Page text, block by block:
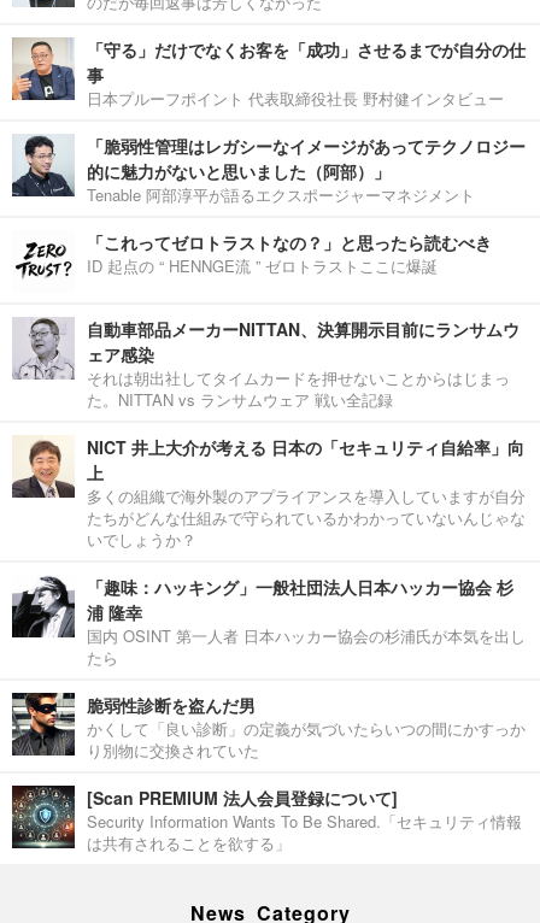
「守る」だけでなくお客を「成功」させるまでが自分の仕
事
日本プルーフポイント 代表取締役社長 野村健インタビュー
「脆弱性管理はレガシーなイメージがあってテクノロジー
的に魅力がないと思いました（阿部）」
Tenable 阿部淳平が語るエクスポージャーマネジメント
「これってゼロトラストなの？」と思ったら読むべき
ID 起点の “ HENNGE流 ” ゼロトラストここに爆誕
自動車部品メーカーNITTAN、決算開示目前にランサムウ
ェア感染
それは朝出社してタイムカードを押せないことからはじまっ
た。NITTAN vs ランサムウェア 戦い全記録
NICT 井上大介が考える 日本の「セキュリティ自給率」向
上
多くの組織で海外製のアプライアンスを導入していますが自分
たちがどんな仕組みで守られているかわかっていないんじゃな
いでしょうか？
「趣味：ハッキング」一般社団法人日本ハッカー協会 杉
浦 隆幸
国内 OSINT 第一人者 日本ハッカー協会の杉浦氏が本気を出し
たら
脆弱性診断を盗んだ男
かくして「良い診断」の定義が気づいたらいつの間にかすっか
り別物に交換されていた
[Scan PREMIUM 法人会員登録について]
Security Information Wants To Be Shared.「セキュリティ情報
は共有されることを欲する」
News Category